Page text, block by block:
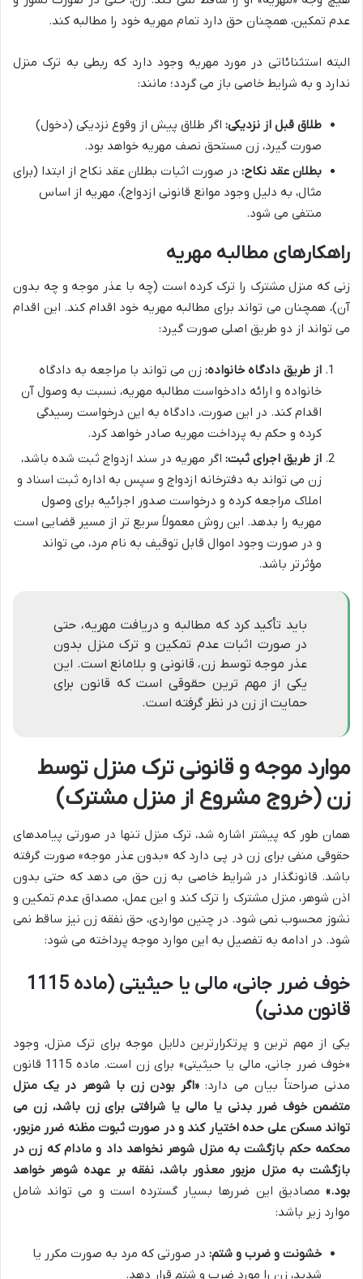
عدم تمکین، همچنان حق دارد تمام مهریه خود را مطالبه کند.
البته استثنائاتی در مورد مهریه وجود دارد که ربطی به ترک منزل
ندارد و به شرایط خاصی باز می گردد؛ مانند:
طلاق قبل از نزدیکی: اگر طلاق پیش از وقوع نزدیکی (دخول)
صورت گیرد، زن مستحق نصف مهریه خواهد بود.
بطلان عقد نکاح: در صورت اثبات بطلان عقد نکاح از ابتدا (برای
مثال، به دلیل وجود موانع قانونی ازدواج)، مهریه از اساس
منتفی می شود.
راهکارهای مطالبه مهریه
زنی که منزل مشترک را ترک کرده است (چه با عذر موجه و چه بدون
آن)، همچنان می تواند برای مطالبه مهریه خود اقدام کند. این اقدام
می تواند از دو طریق اصلی صورت گیرد:
از طریق دادگاه خانواده: زن می تواند با مراجعه به دادگاه
خانواده و ارائه دادخواست مطالبه مهریه، نسبت به وصول آن
اقدام کند. در این صورت، دادگاه به این درخواست رسیدگی
کرده و حکم به پرداخت مهریه صادر خواهد کرد.
از طریق اجرای ثبت: اگر مهریه در سند ازدواج ثبت شده باشد،
زن می تواند به دفترخانه ازدواج و سپس به اداره ثبت اسناد و
املاک مراجعه کرده و درخواست صدور اجرائیه برای وصول
مهریه را بدهد. این روش معمولاً سریع تر از مسیر قضایی است
و در صورت وجود اموال قابل توقیف به نام مرد، می تواند
مؤثرتر باشد.
باید تأکید کرد که مطالبه و دریافت مهریه، حتی
در صورت اثبات عدم تمکین و ترک منزل بدون
عذر موجه توسط زن، قانونی و بلامانع است. این
یکی از مهم ترین حقوقی است که قانون برای
حمایت از زن در نظر گرفته است.
موارد موجه و قانونی ترک منزل توسط
زن (خروج مشروع از منزل مشترک)
همان طور که پیشتر اشاره شد، ترک منزل تنها در صورتی پیامدهای
حقوقی منفی برای زن در پی دارد که «بدون عذر موجه» صورت گرفته
باشد. قانونگذار در شرایط خاصی به زن حق می دهد که حتی بدون
اذن شوهر، منزل مشترک را ترک کند و این عمل، مصداق عدم تمکین و
نشوز محسوب نمی شود. در چنین مواردی، حق نفقه زن نیز ساقط نمی
شود. در ادامه به تفصیل به این موارد موجه پرداخته می شود:
خوف ضرر جانی، مالی یا حیثیتی (ماده 1115
قانون مدنی)
یکی از مهم ترین و پرتکرارترین دلایل موجه برای ترک منزل، وجود
«خوف ضرر جانی، مالی یا حیثیتی» برای زن است. ماده 1115 قانون
مدنی صراحتاً بیان می دارد: «اگر بودن زن با شوهر در یک منزل
متضمن خوف ضرر بدنی یا مالی یا شرافتی برای زن باشد، زن می
تواند مسکن علی حده اختیار کند و در صورت ثبوت مظنه ضرر مزبور،
محکمه حکم بازگشت به منزل شوهر نخواهد داد و مادام که زن در
بازگشت به منزل مزبور معذور باشد، نفقه بر عهده شوهر خواهد
بود.» مصادیق این ضررها بسیار گسترده است و می تواند شامل
موارد زیر باشد:
خشونت و ضرب و شتم: در صورتی که مرد به صورت مکرر یا
شدید، زن را مورد ضرب و شتم قرار دهد.